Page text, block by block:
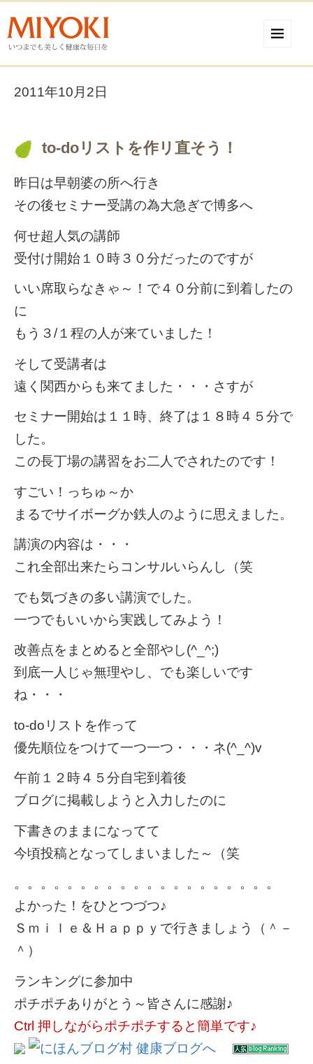
2011年10月2日
to-doリストを作リ直そう！
昨日は早朝婆の所へ行き
その後セミナー受講の為大急ぎで博多へ
何せ超人気の講師
受付け開始１０時３０分だったのですが
いい席取らなきゃ～！で４０分前に到着したの
に
もう３/１程の人が来ていました！
そして受講者は
遠く関西からも来てました・・・さすが
セミナー開始は１１時、終了は１８時４５分で
した。
この長丁場の講習をお二人でされたのです！
すごい！っちゅ～か
まるでサイボーグか鉄人のように思えました。
講演の内容は・・・
これ全部出来たらコンサルいらんし（笑
でも気づきの多い講演でした。
一つでもいいから実践してみよう！
改善点をまとめると全部やし(^_^;)
到底一人じゃ無理やし、でも楽しいです
ね・・・
to-doリストを作って
優先順位をつけて一つ一つ・・・ネ(^_^)v
午前１２時４５分自宅到着後
ブログに掲載しようと入力したのに
下書きのままになってて
今頃投稿となってしまいました～（笑
。。。。。。。。。。。。。。。。。。。。
よかった！をひとつづつ♪
Ｓｍｉｌｅ＆Ｈａｐｐｙで行きましょう（＾－
＾）
ランキングに参加中
ポチポチありがとう～皆さんに感謝♪
Ctrl 押しながらポチポチすると簡単です♪